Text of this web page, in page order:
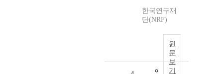
한국연구재
단(NRF)
원
문
보
기